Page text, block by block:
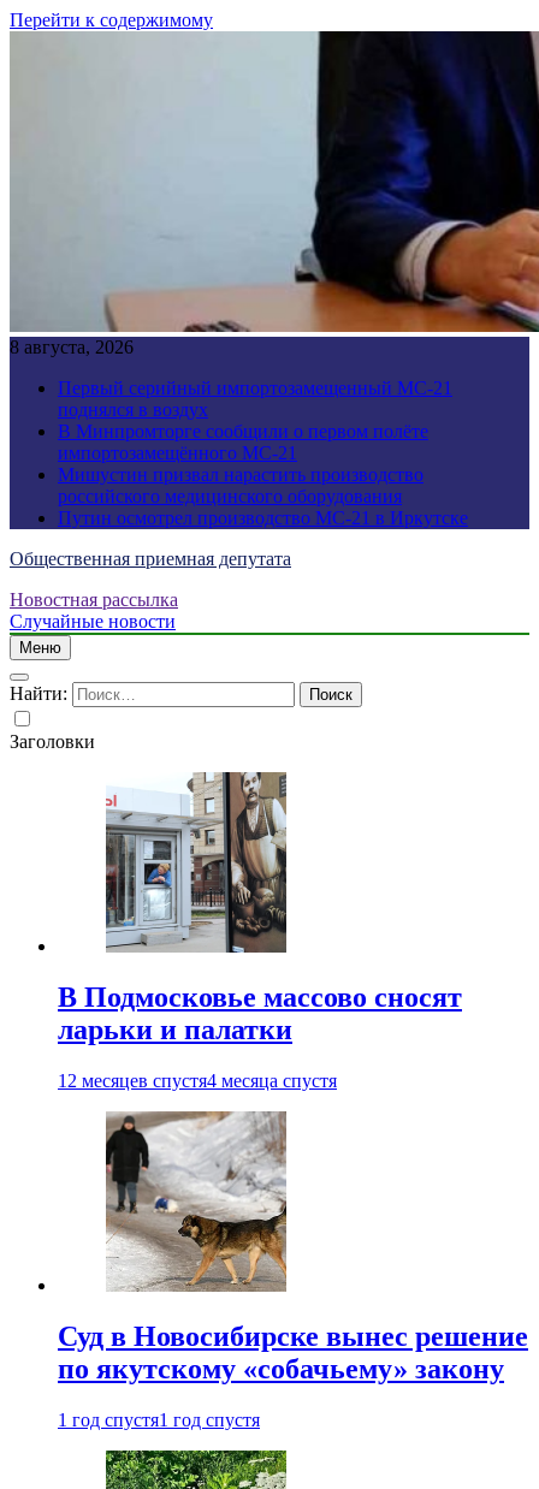
Перейти к содержимому
8 августа, 2026
Первый серийный импортозамещенный МС-21
поднялся в воздух
В Минпромторге сообщили о первом полёте
импортозамещённого МС-21
Мишустин призвал нарастить производство
российского медицинского оборудования
Путин осмотрел производство МС-21 в Иркутске
Общественная приемная депутата
Новостная рассылка
Случайные новости
Меню
Найти:
Заголовки
В Подмосковье массово сносят
ларьки и палатки
12 месяцев спустя4 месяца спустя
Суд в Новосибирске вынес решение
по якутскому «собачьему» закону
1 год спустя1 год спустя